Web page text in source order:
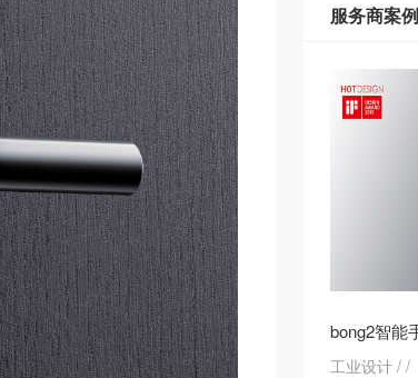
服务商案例
bong2智能
工业设计 / /